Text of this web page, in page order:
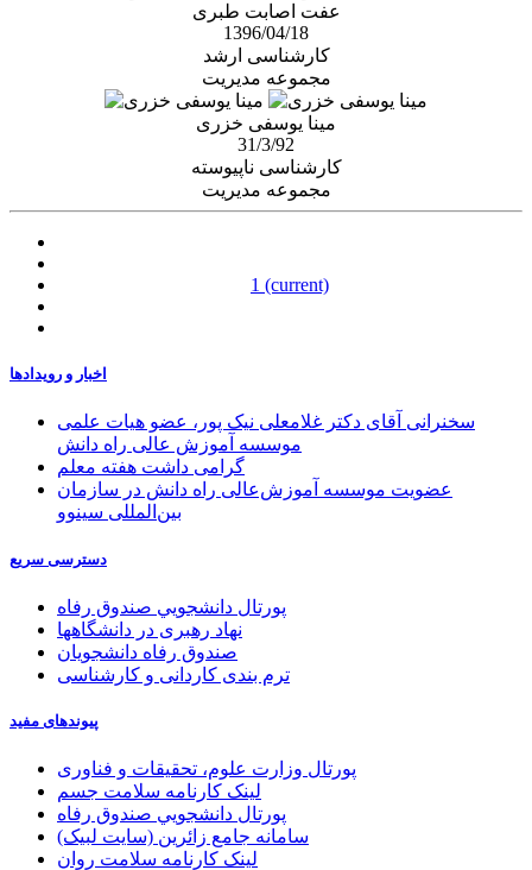
عفت اصابت طبری
1396/04/18
کارشناسی ارشد
مجموعه مدیریت
مینا یوسفی خزری
31/3/92
کارشناسی ناپیوسته
مجموعه مدیریت
1 (current)
اخبار و رویدادها
سخنرانی آقای دکتر غلامعلی نیک پور، عضو هیات علمی
موسسه آموزش عالی راه دانش
گرامی داشت هفته معلم
عضویت موسسه آموزش‌عالی راه دانش در سازمان
بین‌المللی سینوو
دسترسی سریع
پورتال دانشجويي صندوق رفاه
نهاد رهبری در دانشگاهها
صندوق رفاه دانشجویان
ترم بندی کاردانی و کارشناسی
پیوندهای مفید
پورتال وزارت علوم، تحقیقات و فناوری
لینک کارنامه سلامت جسم
پورتال دانشجويي صندوق رفاه
سامانه جامع زائرین (سایت لبیک)
لینک کارنامه سلامت روان